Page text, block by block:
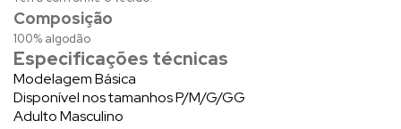
Composição
100% algodão
Especificações técnicas
Modelagem Básica
Disponível nos tamanhos P/M/G/GG
Adulto Masculino